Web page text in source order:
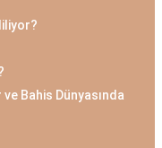
Bahis Dünyasında